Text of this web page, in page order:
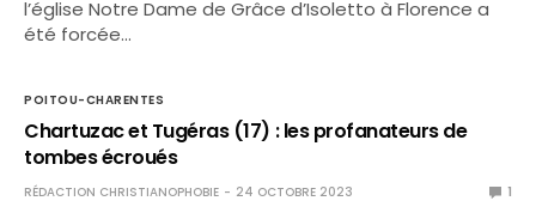
l’église Notre Dame de Grâce d’Isoletto à Florence a
été forcée…
POITOU-CHARENTES
Chartuzac et Tugéras (17) : les profanateurs de
tombes écroués
RÉDACTION CHRISTIANOPHOBIE 24 OCTOBRE 2023 1